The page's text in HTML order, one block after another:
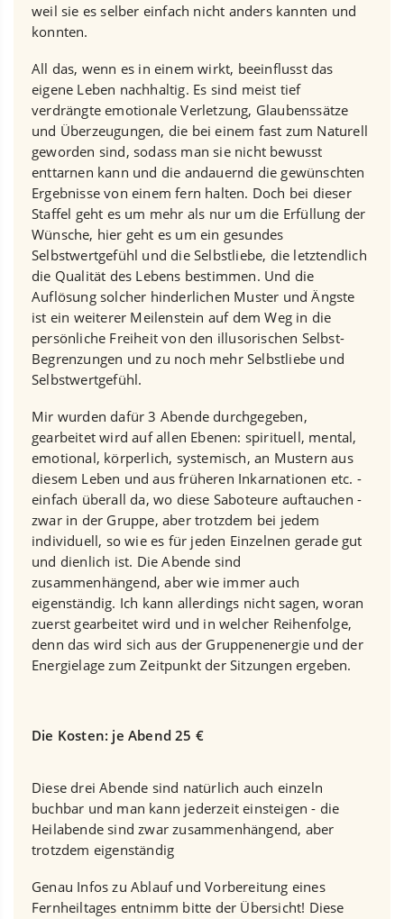
weil sie es selber einfach nicht anders kannten und
konnten.
All das, wenn es in einem wirkt, beeinflusst das
eigene Leben nachhaltig. Es sind meist tief
verdrängte emotionale Verletzung, Glaubenssätze
und Überzeugungen, die bei einem fast zum Naturell
geworden sind, sodass man sie nicht bewusst
enttarnen kann und die andauernd die gewünschten
Ergebnisse von einem fern halten. Doch bei dieser
Staffel geht es um mehr als nur um die Erfüllung der
Wünsche, hier geht es um ein gesundes
Selbstwertgefühl und die Selbstliebe, die letztendlich
die Qualität des Lebens bestimmen. Und die
Auflösung solcher hinderlichen Muster und Ängste
ist ein weiterer Meilenstein auf dem Weg in die
persönliche Freiheit von den illusorischen Selbst-
Begrenzungen und zu noch mehr Selbstliebe und
Selbstwertgefühl.
Mir wurden dafür 3 Abende durchgegeben,
gearbeitet wird auf allen Ebenen: spirituell, mental,
emotional, körperlich, systemisch, an Mustern aus
diesem Leben und aus früheren Inkarnationen etc. -
einfach überall da, wo diese Saboteure auftauchen -
zwar in der Gruppe, aber trotzdem bei jedem
individuell, so wie es für jeden Einzelnen gerade gut
und dienlich ist. Die Abende sind
zusammenhängend, aber wie immer auch
eigenständig. Ich kann allerdings nicht sagen, woran
zuerst gearbeitet wird und in welcher Reihenfolge,
denn das wird sich aus der Gruppenenergie und der
Energielage zum Zeitpunkt der Sitzungen ergeben.
Die Kosten: je Abend 25 €
Diese drei Abende sind natürlich auch einzeln
buchbar und man kann jederzeit einsteigen - die
Heilabende sind zwar zusammenhängend, aber
trotzdem eigenständig
Genau Infos zu Ablauf und Vorbereitung eines
Fernheiltages entnimm bitte der Übersicht! Diese